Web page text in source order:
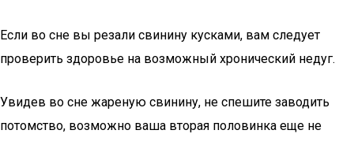
Если во сне вы резали свинину кусками, вам следует
проверить здоровье на возможный хронический недуг.
Увидев во сне жареную свинину, не спешите заводить
потомство, возможно ваша вторая половинка еще не